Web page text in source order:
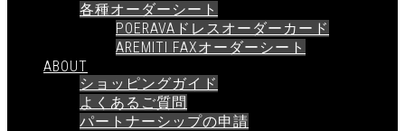
各種オーダーシート
POERAVAドレスオーダーカード
AREMITI FAXオーダーシート
ABOUT
ショッピングガイド
よくあるご質問
パートナーシップの申請